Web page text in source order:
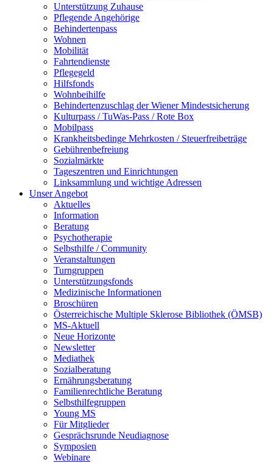
Unterstützung Zuhause
Pflegende Angehörige
Behindertenpass
Wohnen
Mobilität
Fahrtendienste
Pflegegeld
Hilfsfonds
Wohnbeihilfe
Behindertenzuschlag der Wiener Mindestsicherung
Kulturpass / TuWas-Pass / Rote Box
Mobilpass
Krankheitsbedinge Mehrkosten / Steuerfreibeträge
Gebührenbefreiung
Sozialmärkte
Tageszentren und Einrichtungen
Linksammlung und wichtige Adressen
Unser Angebot
Aktuelles
Information
Beratung
Psychotherapie
Selbsthilfe / Community
Veranstaltungen
Turngruppen
Unterstützungsfonds
Medizinische Informationen
Broschüren
Österreichische Multiple Sklerose Bibliothek (ÖMSB)
MS-Aktuell
Neue Horizonte
Newsletter
Mediathek
Sozialberatung
Ernährungsberatung
Familienrechtliche Beratung
Selbsthilfegruppen
Young MS
Für Mitglieder
Gesprächsrunde Neudiagnose
Symposien
Webinare